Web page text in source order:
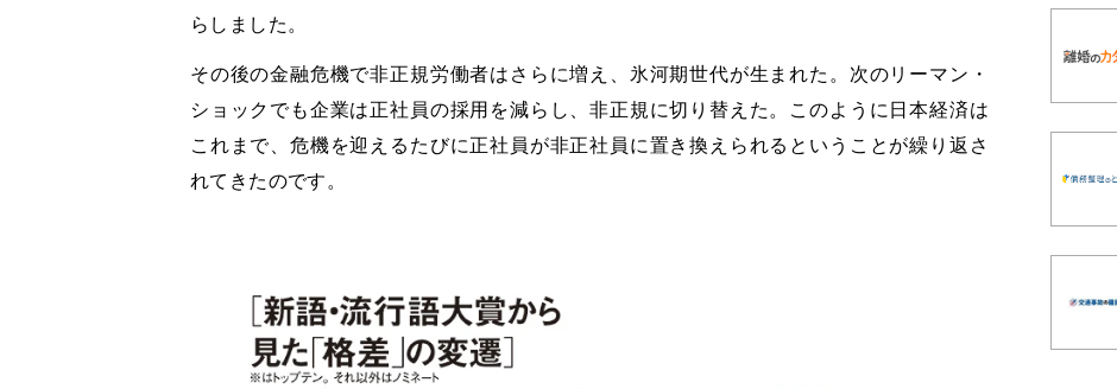
らしました。
その後の金融危機で非正規労働者はさらに増え、氷河期世代が生まれた。次のリーマン・
ショックでも企業は正社員の採用を減らし、非正規に切り替えた。このように日本経済は
これまで、危機を迎えるたびに正社員が非正社員に置き換えられるということが繰り返さ
れてきたのです。